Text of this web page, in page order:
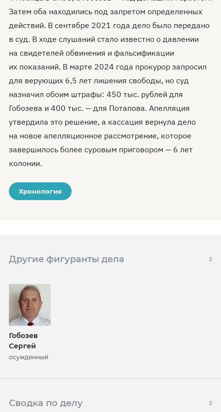
Затем оба находились под запретом определенных
действий. В сентябре 2021 года дело было передано
в суд. В ходе слушаний стало известно о давлении
на свидетелей обвинения и фальсификации
их показаний. В марте 2024 года прокурор запросил
для верующих 6,5 лет лишения свободы, но суд
назначил обоим штрафы: 450 тыс. рублей для
Гобозева и 400 тыс. — для Потапова. Апелляция
утвердила это решение, а кассация вернула дело
на новое апелляционное рассмотрение, которое
завершилось более суровым приговором — 6 лет
колонии.
Хронология
Другие фигуранты дела
Гобозев
Сергей
осужденный
Сводка по делу